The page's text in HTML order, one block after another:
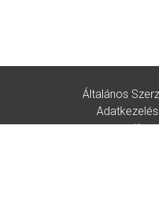
Általános